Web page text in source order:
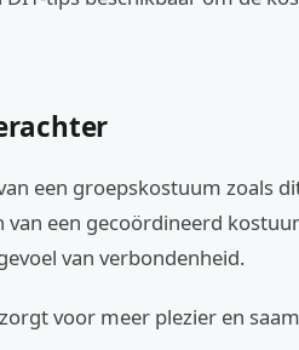
een groepskostuum zoals
van een gecoördineerd
van verbondenheid.
voor meer plezier en